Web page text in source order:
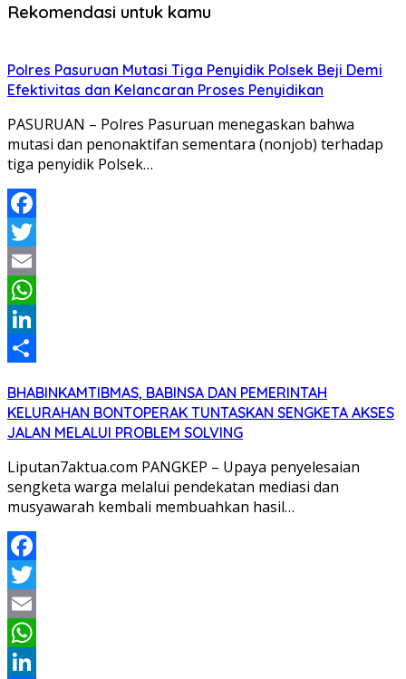
Rekomendasi untuk kamu
Polres Pasuruan Mutasi Tiga Penyidik Polsek Beji Demi
Efektivitas dan Kelancaran Proses Penyidikan
PASURUAN – Polres Pasuruan menegaskan bahwa
mutasi dan penonaktifan sementara (nonjob) terhadap
tiga penyidik Polsek…
Facebook
Twitter
Email
WhatsApp
LinkedIn
BHABINKAMTIBMAS, BABINSA DAN PEMERINTAH
KELURAHAN BONTOPERAK TUNTASKAN SENGKETA AKSES
JALAN MELALUI PROBLEM SOLVING
Liputan7aktua.com PANGKEP – Upaya penyelesaian
sengketa warga melalui pendekatan mediasi dan
musyawarah kembali membuahkan hasil…
Facebook
Twitter
Email
WhatsApp